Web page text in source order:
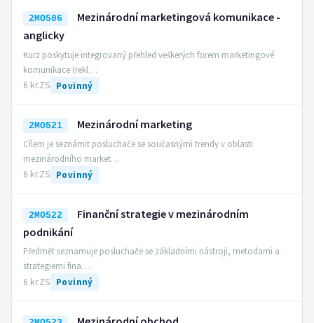
2MO506
Mezinárodní marketingová komunikace -
anglicky
Kurz poskytuje integrovaný přehled veškerých forem marketingové
komunikace (rekl…
6 kr.ZS Povinný
2MO521 Mezinárodní marketing
Cílem je seznámit posluchače se současnými trendy v oblasti
mezinárodního market…
6 kr.ZS Povinný
2MO522
Finanční strategie v mezinárodním
podnikání
Předmět seznamuje posluchače se základními nástroji, metodami a
strategiemi fina…
6 kr.ZS Povinný